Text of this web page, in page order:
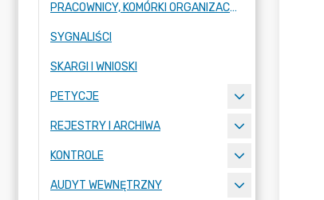
PRACOWNICY, KOMÓRKI ORGANIZACYJNE URZĘDU
SYGNALIŚCI
SKARGI I WNIOSKI
PETYCJE
REJESTRY I ARCHIWA
KONTROLE
AUDYT WEWNĘTRZNY